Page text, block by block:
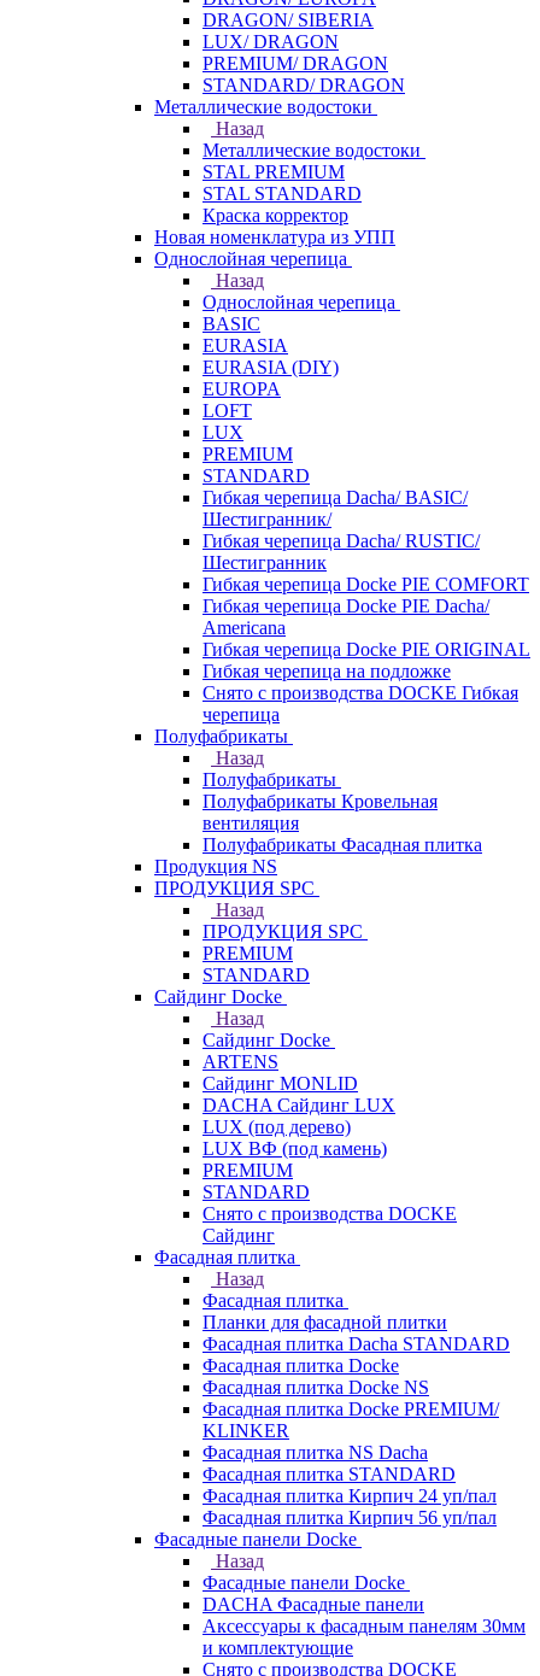
DRAGON/ SIBERIA
LUX/ DRAGON
PREMIUM/ DRAGON
STANDARD/ DRAGON
Металлические водостоки
Назад
Металлические водостоки
STAL PREMIUM
STAL STANDARD
Краска корректор
Новая номенклатура из УПП
Однослойная черепица
Назад
Однослойная черепица
BASIC
EURASIA
EURASIA (DIY)
EUROPA
LOFT
LUX
PREMIUM
STANDARD
Гибкая черепица Dacha/ BASIC/
Шестигранник/
Гибкая черепица Dacha/ RUSTIC/
Шестигранник
Гибкая черепица Docke PIE COMFORT
Гибкая черепица Docke PIE Dacha/
Americana
Гибкая черепица Docke PIE ОRIGINАL
Гибкая черепица на подложке
Снято с производства DOCKE Гибкая
черепица
Полуфабрикаты
Назад
Полуфабрикаты
Полуфабрикаты Кровельная
вентиляция
Полуфабрикаты Фасадная плитка
Продукция NS
ПРОДУКЦИЯ SPC
Назад
ПРОДУКЦИЯ SPC
PREMIUM
STANDARD
Сайдинг Docke
Назад
Сайдинг Docke
ARTENS
Cайдинг MONLID
DACHA Сайдинг LUX
LUX (под дерево)
LUX ВФ (под камень)
PREMIUM
STANDARD
Снято с производства DOCKE
Сайдинг
Фасадная плитка
Назад
Фасадная плитка
Планки для фасадной плитки
Фасадная плитка Dacha STANDARD
Фасадная плитка Docke
Фасадная плитка Docke NS
Фасадная плитка Docke PREMIUM/
KLINKER
Фасадная плитка NS Dacha
Фасадная плитка STANDARD
Фасадная плитка Кирпич 24 уп/пал
Фасадная плитка Кирпич 56 уп/пал
Фасадные панели Docke
Назад
Фасадные панели Docke
DACHA Фасадные панели
Аксессуары к фасадным панелям 30мм
и комплектующие
Снято с производства DOCKE